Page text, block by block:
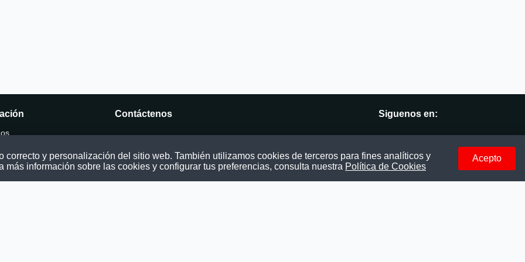
Contáctenos
contacto@convocatoriasdetrabajo.com
Siguenos en:
Instagram
y personalización del sitio web. También utilizamos cookies de terceros para fines analíticos y
información sobre las cookies y configurar tus preferencias, consulta nuestra Política de Cookies
Acepto